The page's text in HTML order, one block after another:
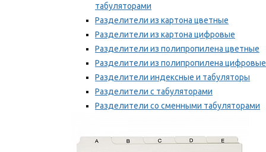
табуляторами
Разделители из картона цветные
Разделители из картона цифровые
Разделители из полипропилена цветные
Разделители из полипропилена цифровые
Разделители индексные и табуляторы
Разделители с табуляторами
Разделители со сменными табуляторами